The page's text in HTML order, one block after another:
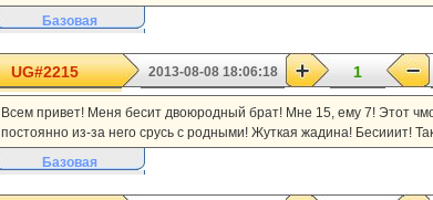
Базовая
UG#2215 2013-08-08 18:06:18 1
Всем привет! Меня бесит двоюродный брат! Мне 15, ему 7! Этот
постоянно из-за него срусь с родными! Жуткая жадина! Бесииит!
Базовая